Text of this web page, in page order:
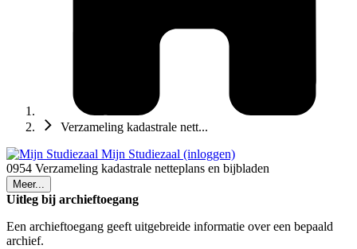
Verzameling kadastrale nett...
Mijn Studiezaal (inloggen)
0954 Verzameling kadastrale netteplans en bijbladen
Meer...
Uitleg bij archieftoegang
Een archieftoegang geeft uitgebreide informatie over een bepaald
archief.